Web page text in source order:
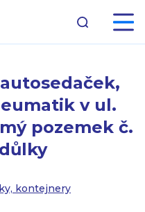
v ul.
pozemek č.
kontejnery